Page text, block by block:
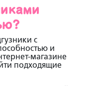
с
и
магазине
подходящие